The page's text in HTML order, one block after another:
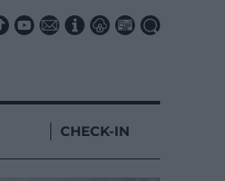
CHECK-IN